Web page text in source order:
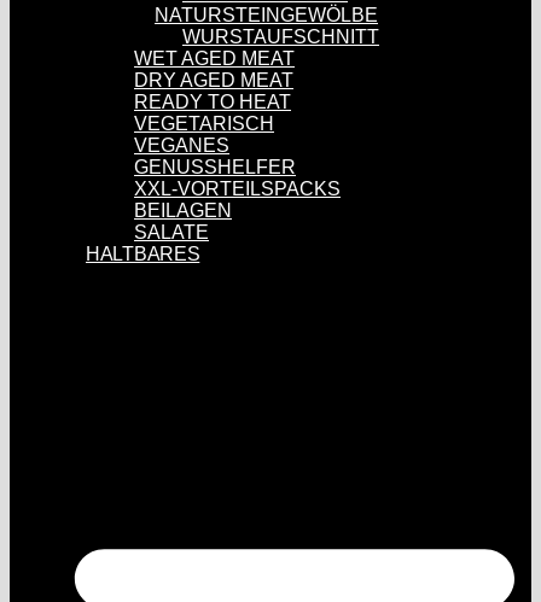
NATURSTEINGEWÖLBE
WURSTAUFSCHNITT
WET AGED MEAT
DRY AGED MEAT
READY TO HEAT
VEGETARISCH
VEGANES
GENUSSHELFER
XXL-VORTEILSPACKS
BEILAGEN
SALATE
HALTBARES